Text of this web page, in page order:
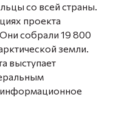
со всей страны.
проекта
собрали 19 800
земли.
выступает